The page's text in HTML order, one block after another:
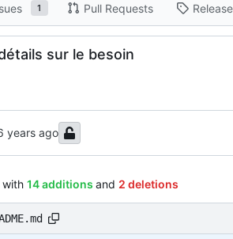
1 Pull Requests
sur le besoin
with 14 additions and 2 deletions